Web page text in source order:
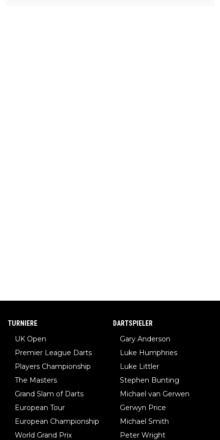
TURNIERE
UK Open
Premier League Darts
Players Championship
The Masters
Grand Slam of Darts
European Tour
European Championship
World Grand Prix
DARTSPIELER
Gary Anderson
Luke Humphries
Luke Littler
Stephen Bunting
Michael van Gerwen
Gerwyn Price
Michael Smith
Peter Wright